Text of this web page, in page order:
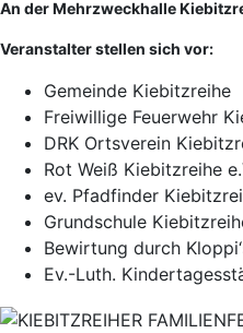
An der Mehrzweckhalle
Veranstalter stellen sich vor:
Gemeinde Kiebitzreihe
Freiwillige Feuerwehr
DRK Ortsverein
Rot Weiß Kiebitzreihe
ev. Pfadfinder
Grundschule
Bewirtung durch
Ev.-Luth.